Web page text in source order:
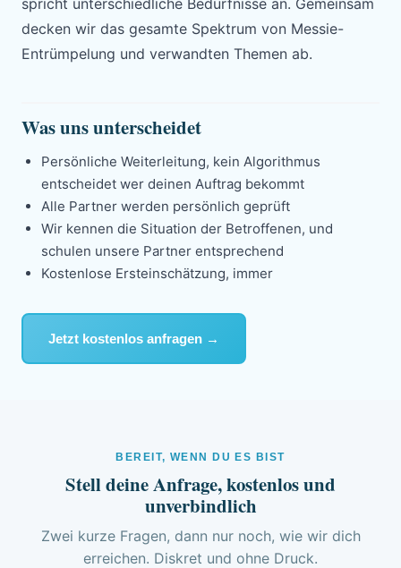
spricht unterschiedliche Bedürfnisse an. Gemeinsam
decken wir das gesamte Spektrum von Messie-
Entrümpelung und verwandten Themen ab.
Was uns unterscheidet
Persönliche Weiterleitung, kein Algorithmus
entscheidet wer deinen Auftrag bekommt
Alle Partner werden persönlich geprüft
Wir kennen die Situation der Betroffenen, und
schulen unsere Partner entsprechend
Kostenlose Ersteinschätzung, immer
Jetzt kostenlos anfragen →
BEREIT, WENN DU ES BIST
Stell deine Anfrage, kostenlos und
unverbindlich
Zwei kurze Fragen, dann nur noch, wie wir dich
erreichen. Diskret und ohne Druck.